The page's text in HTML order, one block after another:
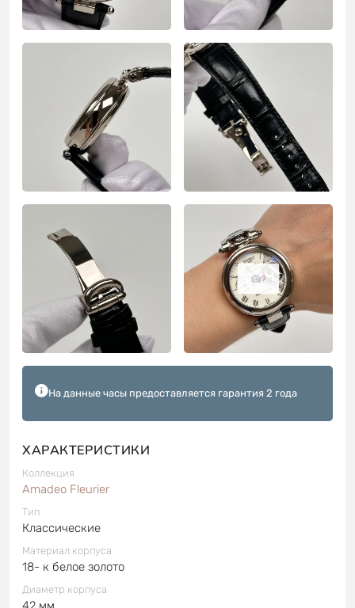
9
На данные часы предоставляется гарантия 2 года
ХАРАКТЕРИСТИКИ
Коллекция
Amadeo Fleurier
Тип
Классические
Материал корпуса
18- к белое золото
Диаметр корпуса